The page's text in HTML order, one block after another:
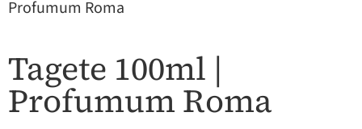
Profumum Roma
Tagete 100ml |
Profumum Roma